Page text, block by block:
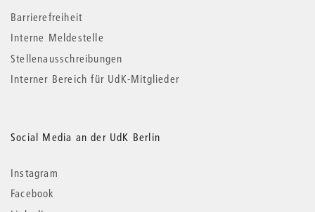
Barrierefreiheit
Interne Meldestelle
Stellenausschreibungen
Interner Bereich für UdK-Mitglieder
Social Media an der UdK Berlin
Instagram
Facebook